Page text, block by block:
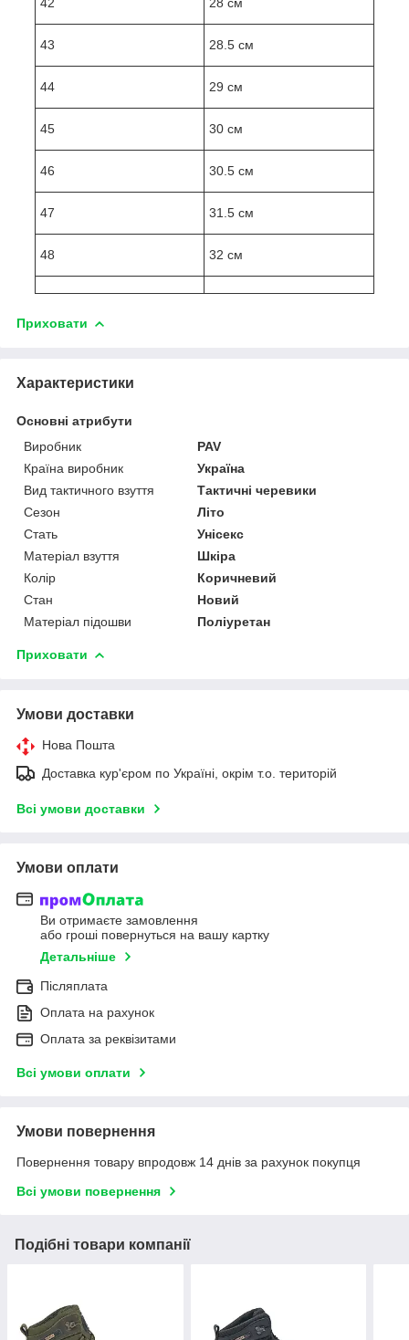
43 28.5 см
44 29 см
45 30 см
46 30.5 см
47 31.5 см
48 32 см
Приховати
Характеристики
Основні атрибути
Виробник
PAV
Країна виробник
Україна
Вид тактичного взуття
Тактичні черевики
Сезон
Літо
Стать
Унісекс
Матеріал взуття
Шкіра
Колір
Коричневий
Стан
Новий
Матеріал підошви
Поліуретан
Приховати
Умови доставки
Нова Пошта
Доставка кур'єром по Україні, окрім т.о. територій
Всі умови доставки
Умови оплати
Ви отримаєте замовлення
або гроші повернуться на вашу картку
Детальніше
Післяплата
Оплата на рахунок
Оплата за реквізитами
Всі умови оплати
Умови повернення
Повернення товару впродовж 14 днів за рахунок покупця
Всі умови повернення
Подібні товари компанії